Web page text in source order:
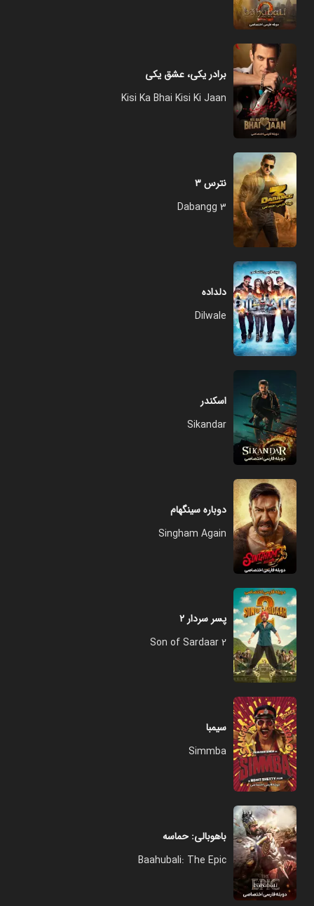
برادر یکی، عشق یکی
Kisi Ka Bhai Kisi Ki Jaan
نترس ۳
Dabangg 3
دلداده
Dilwale
اسکندر
Sikandar
دوباره سینگهام
Singham Again
پسر سردار ۲
Son of Sardaar 2
سیمبا
Simmba
باهوبالی: حماسه
Baahubali: The Epic